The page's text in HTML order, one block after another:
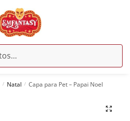
/ Natal / Capa para Pet – Papai Noel